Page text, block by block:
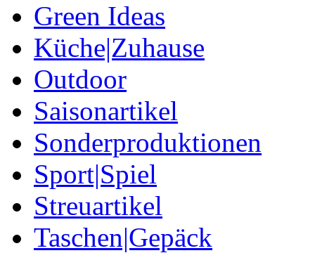
Green Ideas
Küche|Zuhause
Outdoor
Saisonartikel
Sonderproduktionen
Sport|Spiel
Streuartikel
Taschen|Gepäck